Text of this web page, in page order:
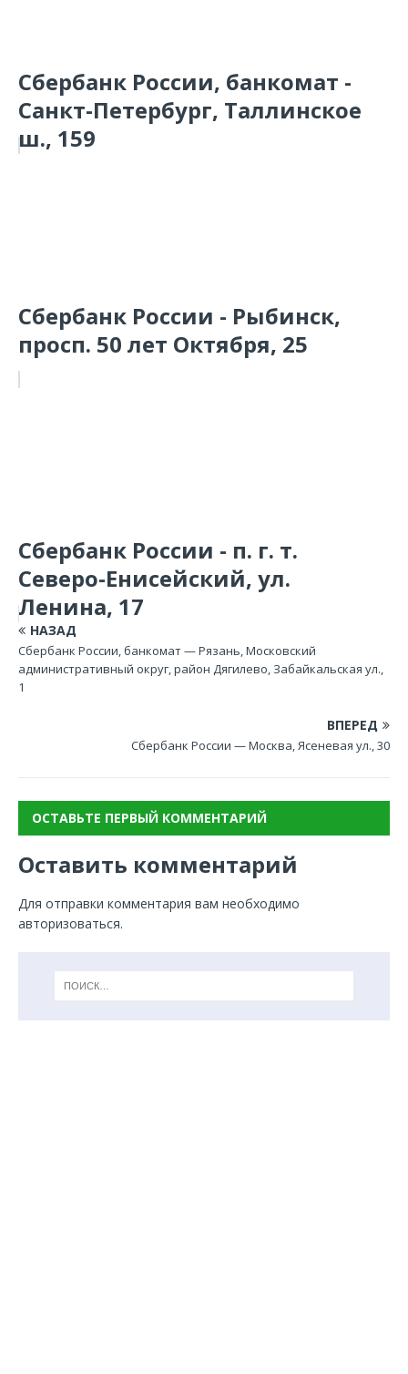
Сбербанк России, банкомат -
Санкт-Петербург, Таллинское
ш., 159
Сбербанк России - Рыбинск,
просп. 50 лет Октября, 25
Сбербанк России - п. г. т.
Северо-Енисейский, ул.
Ленина, 17
НАЗАД
Сбербанк России, банкомат — Рязань, Московский
административный округ, район Дягилево, Забайкальская ул.,
1
ВПЕРЕД
Сбербанк России — Москва, Ясеневая ул., 30
ОСТАВЬТЕ ПЕРВЫЙ КОММЕНТАРИЙ
Оставить комментарий
Для отправки комментария вам необходимо
авторизоваться.